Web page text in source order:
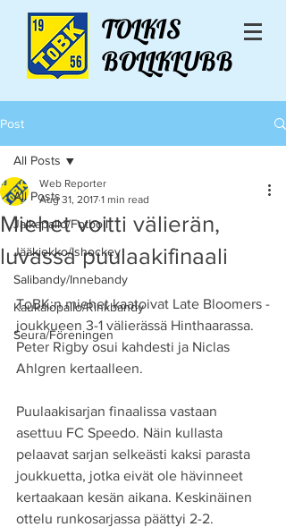
TOLKIS
BOLLKLUBB
Post
All Posts
Jalkapallo/Fotboll
Jääkiekko/Ishockey
Salibandy/Innebandy
Kaukalopallo/Rinkbandy
Seura/Föreningen
All Posts
Miehet voitti välierän,
luvassa puulaakifinaali
Web Reporter
Aug 31, 2017 1 min read
ToBK:n miehet kaatoivat Late Bloomers -
joukkueen 3-1 välierässä Hinthaarassa.
Peter Rigby osui kahdesti ja Niclas
Ahlgren kertaalleen.
Puulaakisarjan finaalissa vastaan
asettuu FC Speedo. Näin kullasta
pelaavat sarjan selkeästi kaksi parasta
joukkuetta, jotka eivät ole hävinneet
kertaakaan kesän aikana. Keskinäinen
ottelu runkosarjassa päättyi 2-2.